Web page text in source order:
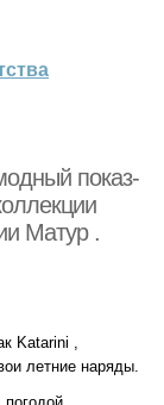
показ-
Матур .
Katarini ,
летние наряды.